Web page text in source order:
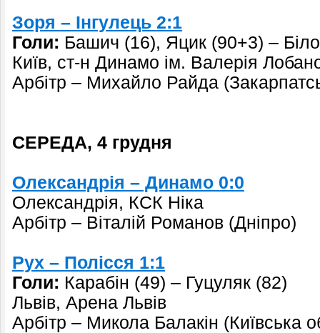
Зоря – Інгулець 2:1
Голи: Башич (16), Яцик (90+3) –
Київ, ст-н Динамо ім. Валерія
Арбітр – Михайло Райда
СЕРЕДА, 4 грудня
Олександрія – Динамо 0:0
Олександрія, КСК Ніка
Арбітр – Віталій Романов (Дніпро)
Рух – Полісся 1:1
Голи: Карабін (49) – Гуцуляк (82)
Львів, Арена Львів
Арбітр – Микола Балакін (Київська